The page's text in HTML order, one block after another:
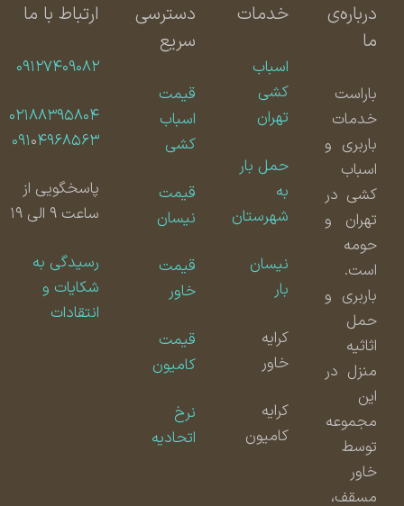
درباره‌ی
باراست
خدمات
باربری و
اسباب
کشی در
تهران و
حومه
است.
باربری و
حمل
اثاثیه
منزل در
مجموعه
توسط
مسقف،
خدمات
اسباب
کشی
تهران
حمل بار
شهرستان
نیسان
کامیون
دسترسی
سریع
قیمت
اسباب
کشی
قیمت
نیسان
قیمت
قیمت
کامیون
اتحادیه
ارتباط با ما
۰۹۱۲۷۴۰۹۰۸۲
۰۲۱۸۸۳۹۵۸۰۴
۰۹۱۰۴۹۶۸۵۶۳
پاسخگویی از
ساعت ۹ الی ۱۹
رسیدگی به
شکایات و
انتقادات